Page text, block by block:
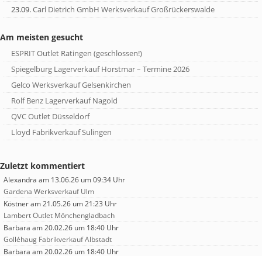
23.09.Carl Dietrich GmbH Werksverkauf Großrückerswalde
Am meisten gesucht
ESPRIT Outlet Ratingen (geschlossen!)
Spiegelburg Lagerverkauf Horstmar – Termine 2026
Gelco Werksverkauf Gelsenkirchen
Rolf Benz Lagerverkauf Nagold
QVC Outlet Düsseldorf
Lloyd Fabrikverkauf Sulingen
Zuletzt kommentiert
Alexandra am 13.06.26 um 09:34 Uhr
Gardena Werksverkauf Ulm
Köstneram 21.05.26 um 21:23 Uhr
Lambert Outlet Mönchengladbach
Barbara am 20.02.26 um 18:40 Uhr
Golléhaug Fabrikverkauf Albstadt
Barbara am 20.02.26 um 18:40 Uhr